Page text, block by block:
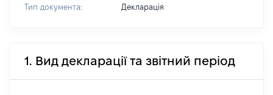
Тип документа: Декларація
1. Вид декларації та звітний період